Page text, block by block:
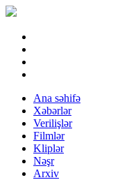
Ana səhifə
Xəbərlər
Verilişlər
Filmlər
Kliplər
Nəşr
Arxiv